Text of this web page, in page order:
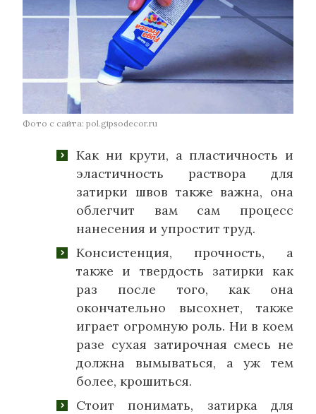
Фото с сайта: pol.gipsodecor.ru
Как ни крути, а пластичность и
эластичность раствора для
затирки швов также важна, она
облегчит вам сам процесс
нанесения и упростит труд.
Консистенция, прочность, а
также и твердость затирки как
раз после того, как она
окончательно высохнет, также
играет огромную роль. Ни в коем
разе сухая затирочная смесь не
должна вымываться, а уж тем
более, крошиться.
Стоит понимать, затирка для